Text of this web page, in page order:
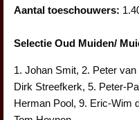
Aantal toeschouwers:
Selectie Oud Muiden/
1. Johan Smit, 2. Peter
Dirk Streefkerk, 5. Peter-
Herman Pool, 9. Eric-Wim